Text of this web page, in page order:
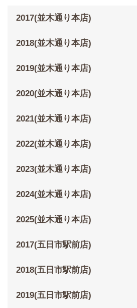
2017(並木通り本店)
2018(並木通り本店)
2019(並木通り本店)
2020(並木通り本店)
2021(並木通り本店)
2022(並木通り本店)
2023(並木通り本店)
2024(並木通り本店)
2025(並木通り本店)
2017(五日市駅前店)
2018(五日市駅前店)
2019(五日市駅前店)